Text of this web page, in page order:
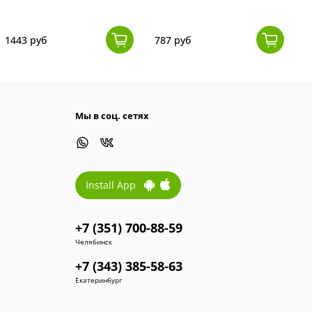
1443 руб 787 руб
Мы в соц. сетях
Install App
+7 (351) 700-88-59
Челябинск
+7 (343) 385-58-63
Екатеринбург